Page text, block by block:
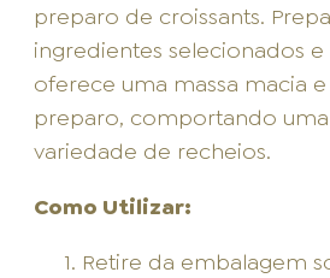
preparo de croissants.
ingredientes selecionados
oferece uma massa macia
preparo, comportando
variedade de recheios.
Como Utilizar:
Retire da embalagem